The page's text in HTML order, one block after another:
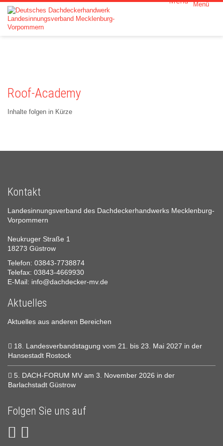
Roof-Academy
Inhalte folgen in Kürze
Kontakt
Landesinnungsverband des Dachdeckerhandwerks Mecklenburg-
Vorpommern
Neukruger Straße 1
18273 Güstrow
Telefon: 03843-7738874
Telefax: 03843-4669930
E-Mail: info@dachdecker-mv.de
Aktuelles
Aktuelles aus anderen Bereichen
18. Landesverbandstagung vom 21. bis 23. Mai 2027 in der
Hansestadt Rostock
5. DACH-FORUM MV am 3. November 2026 in der
Barlachstadt Güstrow
Folgen Sie uns auf